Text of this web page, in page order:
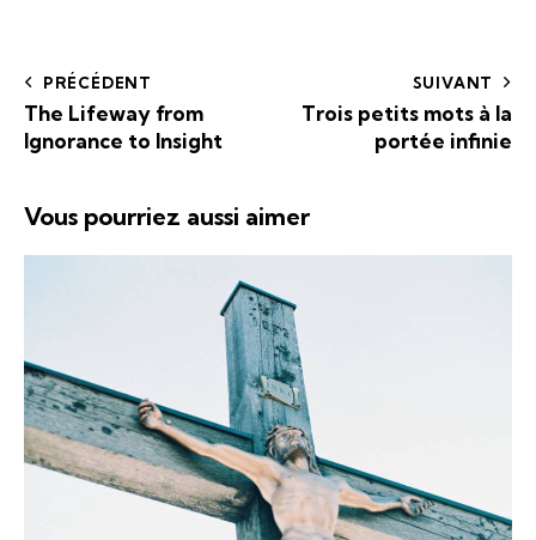
PRÉCÉDENT
The Lifeway from
Ignorance to Insight
SUIVANT
Trois petits mots à la
portée infinie
Vous pourriez aussi aimer